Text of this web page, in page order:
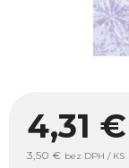
4,31 €
3,50 € bez DPH / KS